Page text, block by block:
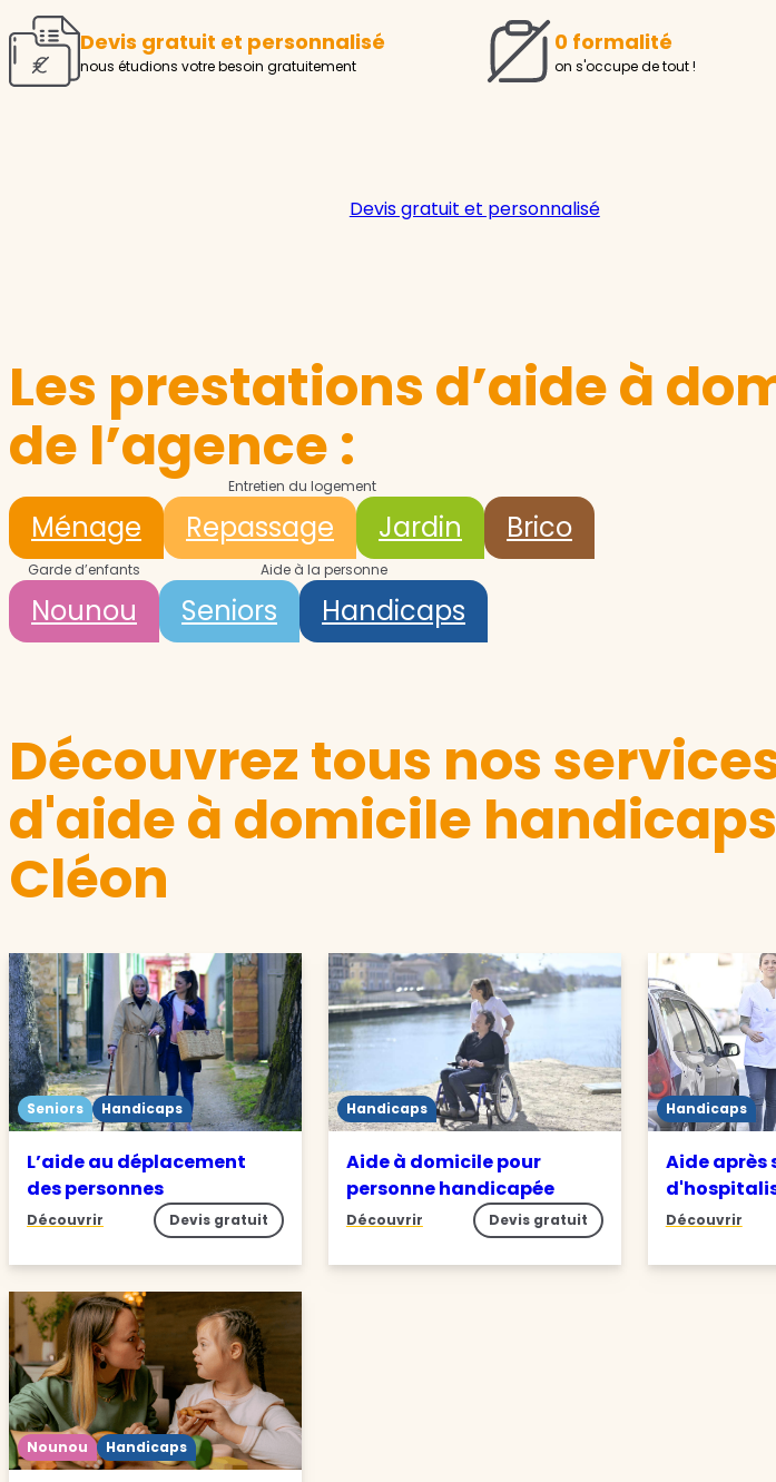
Demander un devis
Devis gratuit et personnalisé
nous étudions votre besoin gratuitement
0 formalité
on s'occupe de tout !
Devis gratuit et personnalisé
Les prestations d’aide à
de l’agence :
Entretien du logement
Ménage Repassage Jardin Brico
Garde d’enfants
Nounou
Aide à la personne
Seniors Handicaps
Découvrez tous nos
d'aide à domicile
Cléon
Seniors Handicaps
L’aide au déplacement
des personnes
Découvrir Devis gratuit
Handicaps
Aide à domicile pour
personne handicapée
Découvrir Devis gratuit
Handicaps
Aide après
Découvrir
Nounou Handicaps